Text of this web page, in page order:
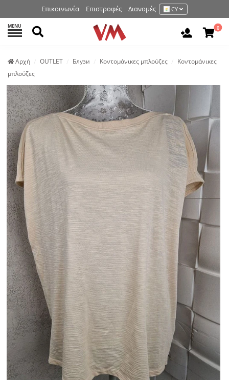
Επικοινωνία Επιστροφές Διανομές CY
MENU Αναζήτηση 0
Аρχή OUTLET Блузи Κοντομάνικες μπλούζες
Κοντομάνικες
μπλούζες